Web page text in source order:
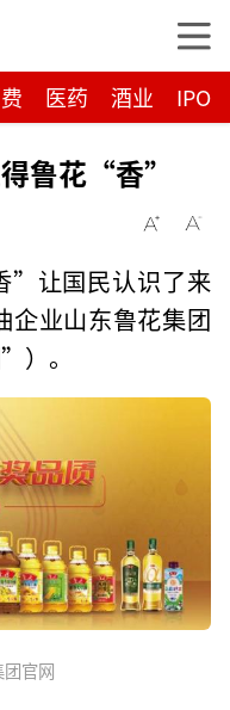
医药 酒业 IPO
鲁花“香”
”让国民认识了来
业山东鲁花集团
）。
官网